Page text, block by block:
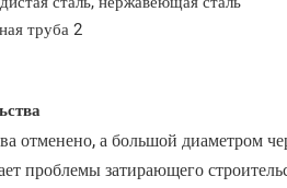
отменено, а большой диаметром
проблемы затирающего